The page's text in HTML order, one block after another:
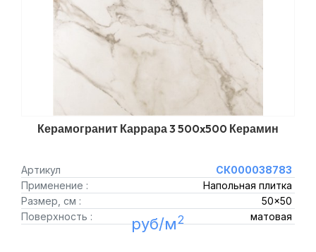
Керамогранит Каррара 3 500x500 Керамин
Артикул
СК000038783
Применение :
Напольная плитка
Размер, см :
50x50
Поверхность :
матовая
руб/м2